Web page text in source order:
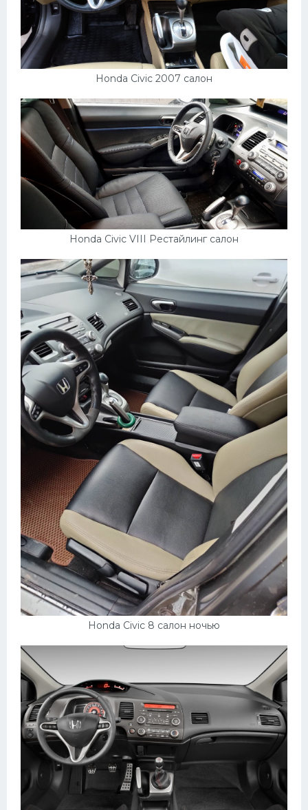
Honda Civic 2007 салон
Honda Civic VIII Рестайлинг салон
Honda Civic 8 салон ночью